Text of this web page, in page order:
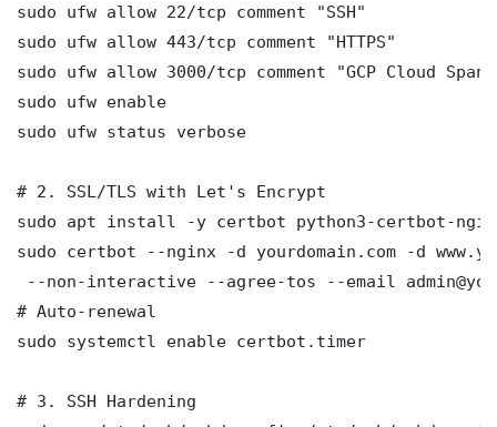
sudo ufw allow 22/tcp comment "SSH"
sudo ufw allow 443/tcp comment "HTTPS"
sudo ufw allow 3000/tcp comment "GCP Cloud
sudo ufw enable
sudo ufw status verbose
# 2. SSL/TLS with Let's Encrypt
sudo apt install -y certbot python3-certbot-
sudo certbot --nginx -d yourdomain.com -d
--non-interactive --agree-tos --email
# Auto-renewal
sudo systemctl enable certbot.timer
# 3. SSH Hardening